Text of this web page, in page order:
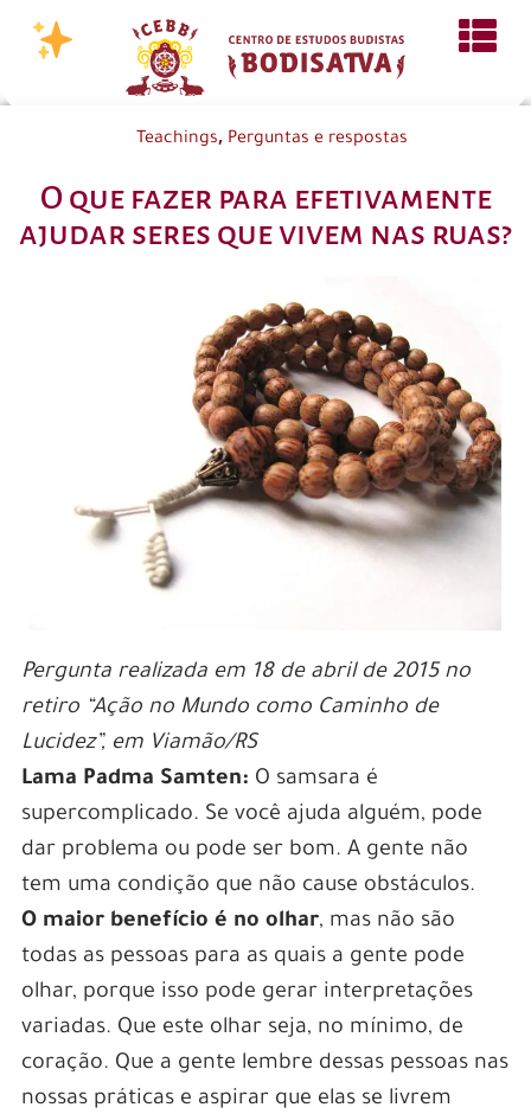
Teachings, Perguntas e respostas
O que fazer para efetivamente
ajudar seres que vivem nas ruas?
Pergunta realizada em 18 de abril de 2015 no
retiro “Ação no Mundo como Caminho de
Lucidez”, em Viamão/RS
Lama Padma Samten: O samsara é
supercomplicado. Se você ajuda alguém, pode
dar problema ou pode ser bom. A gente não
tem uma condição que não cause obstáculos.
O maior benefício é no olhar, mas não são
todas as pessoas para as quais a gente pode
olhar, porque isso pode gerar interpretações
variadas. Que este olhar seja, no mínimo, de
coração. Que a gente lembre dessas pessoas nas
nossas práticas e aspirar que elas se livrem